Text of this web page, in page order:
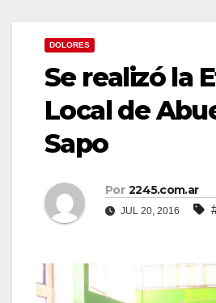
DOLORES
Se realizó la
Local de
Sapo
Por 2245.com.ar
JUL 20, 2016